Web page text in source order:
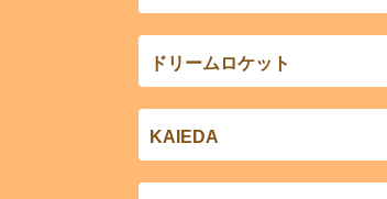
ドリームロケット
KAIEDA